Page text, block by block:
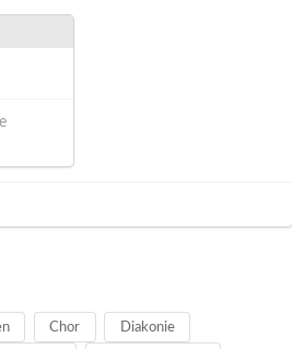
Chor Diakonie